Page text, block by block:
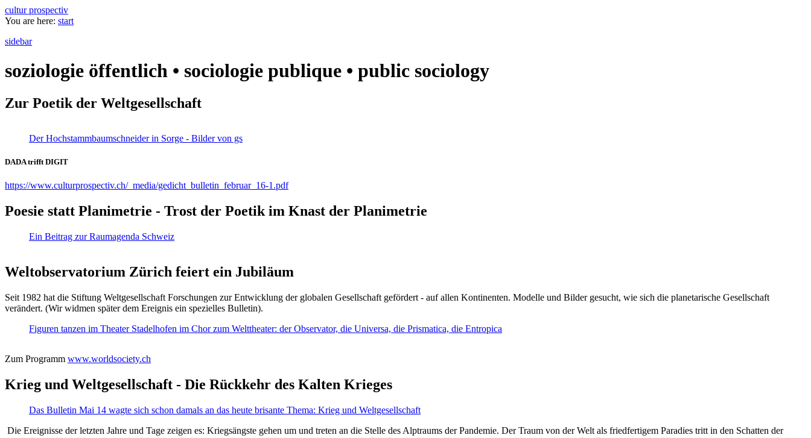
cultur prospectiv
You are here: start
sidebar
soziologie öffentlich • sociologie publique • public sociology
Zur Poetik der Weltgesellschaft
Der Hochstammbaumschneider in Sorge - Bilder von gs
DADA trifft DIGIT
https://www.culturprospectiv.ch/_media/gedicht_bulletin_februar_16-1.pdf
Poesie statt Planimetrie - Trost der Poetik im Knast der Planimetrie
Ein Beitrag zur Raumagenda Schweiz
Weltobservatorium Zürich feiert ein Jubiläum
Seit 1982 hat die Stiftung Weltgesellschaft Forschungen zur Entwicklung der globalen Gesellschaft gefördert - auf allen Kontinenten. Modelle und Bilder gesucht, wie sich die planetarische Gesellschaft
verändert. (Wir widmen später dem Ereignis ein spezielles Bulletin).
Figuren tanzen im Theater Stadelhofen im Chor zum Welttheater: der Observator, die Universa, die Prismatica, die Entropica
Zum Programm www.worldsociety.ch
Krieg und Weltgesellschaft - Die Rückkehr des Kalten Krieges
Das Bulletin Mai 14 wagte sich schon damals an das heute brisante Thema: Krieg und Weltgesellschaft
Die Ereignisse der letzten Jahre und Tage zeigen es: Kriegsängste gehen um und treten an die Stelle des Alptraums der Pandemie. Der Traum von der Welt als friedfertigem Paradies tritt in den Schatten der